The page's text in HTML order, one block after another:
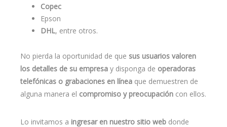
Copec
Epson
DHL, entre otros.
No pierda la oportunidad de que sus usuarios valoren
los detalles de su empresa y disponga de operadoras
telefónicas o grabaciones en línea que demuestren de
alguna manera el compromiso y preocupación con ellos.
Lo invitamos a ingresar en nuestro sitio web donde